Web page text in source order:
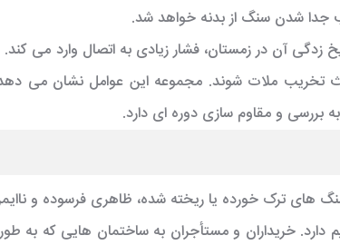
جدا شدن سنگ از بدنه خواهد شد.
آن در زمستان، فشار زیادی به اتصال وارد می کند.
تخریب ملات شوند. مجموعه این عوامل نشان می
به بررسی و مقاوم سازی دوره ای دارد.
های ترک خورده یا ریخته شده، ظاهری فرسوده و
خریداران و مستأجران به ساختمان هایی که به